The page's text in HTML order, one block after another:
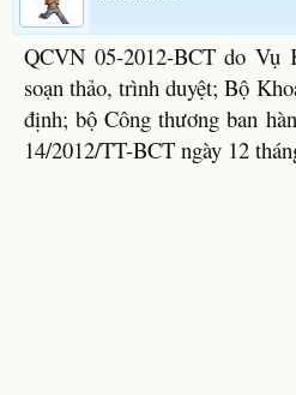
QCVN 05-2012-BCT do Vụ
soạn thảo, trình duyệt; Bộ
định; bộ Công thương ban
14/2012/TT-BCT ngày 12